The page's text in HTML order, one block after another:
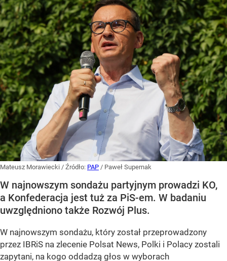
Mateusz Morawiecki / Źródło: PAP / Paweł Supernak
W najnowszym sondażu partyjnym prowadzi KO,
a Konfederacja jest tuż za PiS-em. W badaniu
uwzględniono także Rozwój Plus.
W najnowszym sondażu, który został przeprowadzony
przez IBRiS na zlecenie Polsat News, Polki i Polacy zostali
zapytani, na kogo oddadzą głos w wyborach